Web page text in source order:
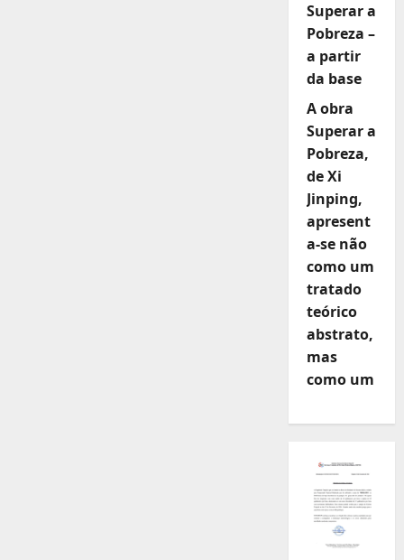
Superar a
Pobreza –
a partir
da base
A obra
Superar a
Pobreza,
de Xi
Jinping,
apresent
a-se não
como um
tratado
teórico
abstrato,
mas
como um